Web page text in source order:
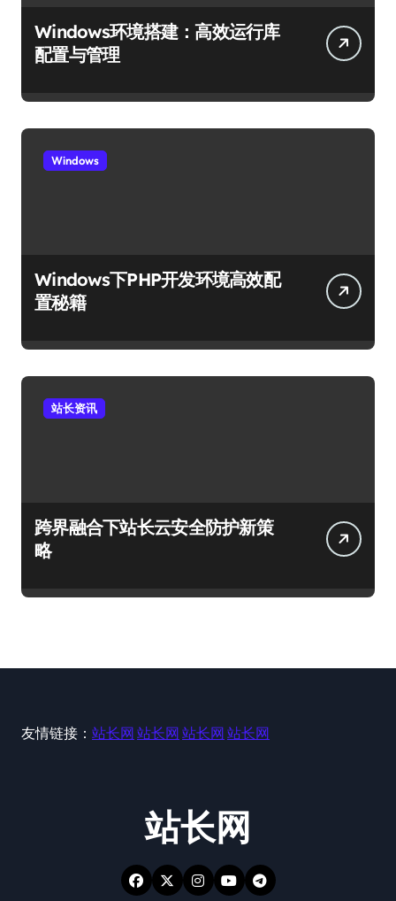
Windows环境搭建：高效运行库
配置与管理
Windows
Windows下PHP开发环境高效配
置秘籍
站长资讯
跨界融合下站长云安全防护新策
略
友情链接： 站长网 站长网 站长网 站长网
站长网